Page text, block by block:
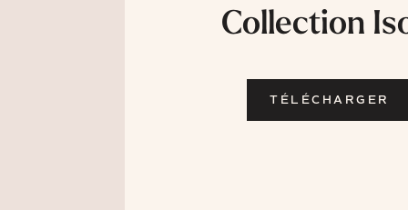
Collection
TÉLÉCHARGER